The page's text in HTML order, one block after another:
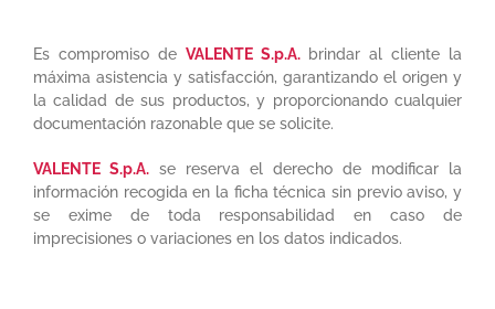
Es compromiso de VALENTE S.p.A.brindar al cliente la
máxima asistencia y satisfacción, garantizando el origen y
la calidad de sus productos, y proporcionando cualquier
documentación razonable que se solicite.
VALENTE S.p.A. se reserva el derecho de modificar la
información recogida en la ficha técnica sin previo aviso, y
se exime de toda responsabilidad en caso de
imprecisiones o variaciones en los datos indicados.